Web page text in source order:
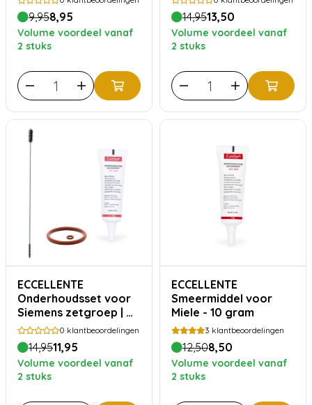
9,958,95
Volume voordeel vanaf
2 stuks
14,9513,50
Volume voordeel vanaf
2 stuks
ECCELLENTE
Onderhoudsset voor
Siemens zetgroep | O-
ringen, Siliconenvet &
Reinigingsborstel
0 klantbeoordelingen
14,9511,95
Volume voordeel vanaf
2 stuks
ECCELLENTE
Smeermiddel voor
Miele - 10 gram
3 klantbeoordelingen
12,508,50
Volume voordeel vanaf
2 stuks